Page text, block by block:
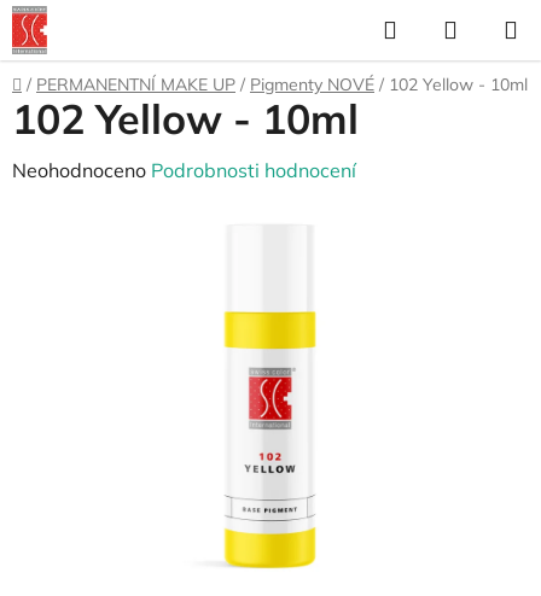
Přejít
na
obsah
Hledat
KOŠÍK
Domů
/ PERMANENTNÍ MAKE UP / Pigmenty NOVÉ / 102 Yellow - 10ml
102 Yellow - 10ml
Průměrné
Neohodnoceno Podrobnosti hodnocení